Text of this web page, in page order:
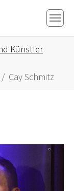
Künstler
Cay Schmitz